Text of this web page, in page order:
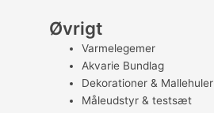
Øvrigt
Varmelegemer
Akvarie Bundlag
Dekorationer & Mallehuler
Måleudstyr & testsæt